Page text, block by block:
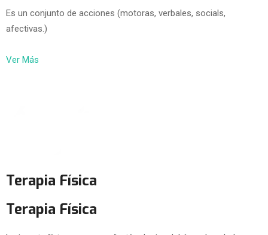
Es un conjunto de acciones (motoras, verbales, socials,
afectivas.)
Ver Más
Terapia Física
Terapia Física